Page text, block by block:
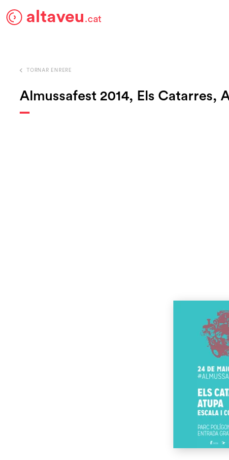
altaveu.cat
TORNAR ENRERE
Almussafest 2014, Els Catarres,